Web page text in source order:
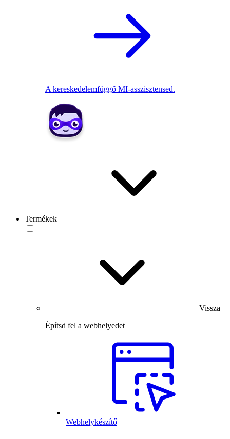
A kereskedelemfüggő MI-asszisztensed.
Termékek
Vissza
Építsd fel a webhelyedet
Webhelykészítő